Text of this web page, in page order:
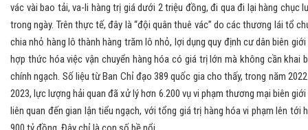
vác vài bao tải, va-li hàng trị giá dưới 2 triệu đồng, đi qua đi lại hàng chục
trong ngày. Trên thực tế, đây là “đội quân thuê vác” do các thương lái tổ
chia nhỏ hàng lô thành hàng trăm lô nhỏ, lợi dụng quy định cư dân biên
hợp thức hóa việc vận chuyển hàng hóa có giá trị lớn mà không cần khai
chính ngạch. Số liệu từ Ban Chỉ đạo 389 quốc gia cho thấy, trong năm
2023, lực lượng hải quan đã xử lý hơn 6.200 vụ vi phạm thương mại biên
liên quan đến gian lận tiểu ngạch, với tổng giá trị hàng hóa vi phạm lên tới